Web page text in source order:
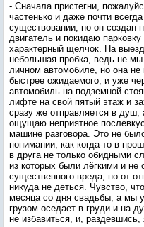
- Сначала пристегни,
частенько и даже почти
существовании, но он создан
двигатель и покидаю
характерный щелчок. На
небольшая пробка, ведь не
личном автомобиле, но она не
быстрее ожидаемого, и уже
автомобиль на подземной
лифте на свой пятый этаж и
сразу же отправляется в душ,
ощущаю неприятное
машине разговора. Это не
понимании, как когда-то в
в друга не только обидными
из которых были лёгкими и не
существенного вреда, но от
никуда не деться. Чувство,
месяца со дня свадьбы, а мы
грузом оседает в груди и на
не избавиться, и,